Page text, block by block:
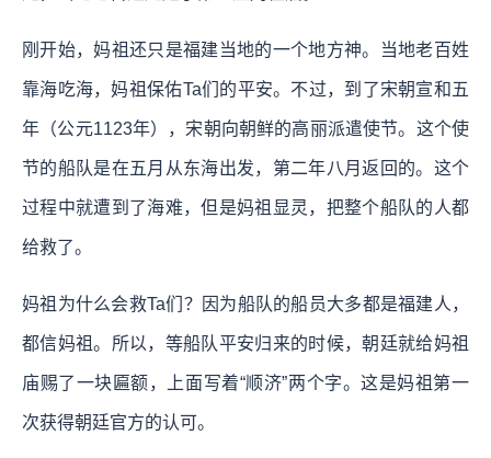
刚开始，妈祖还只是福建当地的一个地方神。当地老百姓
靠海吃海，妈祖保佑Ta们的平安。不过，到了宋朝宣和五
年（公元1123年），宋朝向朝鲜的高丽派遣使节。这个使
节的船队是在五月从东海出发，第二年八月返回的。这个
过程中就遭到了海难，但是妈祖显灵，把整个船队的人都
给救了。
妈祖为什么会救Ta们？因为船队的船员大多都是福建人，
都信妈祖。所以，等船队平安归来的时候，朝廷就给妈祖
庙赐了一块匾额，上面写着“顺济”两个字。这是妈祖第一
次获得朝廷官方的认可。